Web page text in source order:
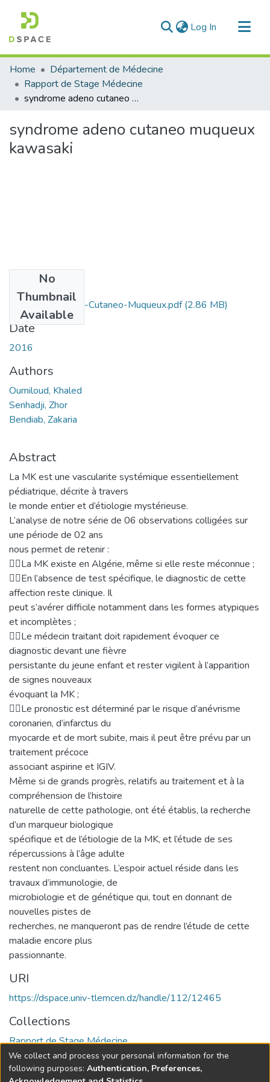
Log In (current)
Communities & Collections
All of DSpace
Statistics
Home
Département de Médecine
Rapport de Stage Médecine
syndrome adeno cutaneo muqueux kawasaki
syndrome adeno cutaneo muqueux
kawasaki
No
Thumbnail
Available
Syndrome-Adeno-Cutaneo-Muqueux.pdf(2.86 MB)
Date
2016
Authors
Oumiloud, Khaled
Senhadji, Zhor
Bendiab, Zakaria
Abstract
La MK est une vascularite systémique essentiellement
pédiatrique, décrite à travers
le monde entier et d’étiologie mystérieuse.
L’analyse de notre série de 06 observations colligées sur
une période de 02 ans
nous permet de retenir :
La MK existe en Algérie, même si elle reste méconnue ;
En l’absence de test spécifique, le diagnostic de cette
affection reste clinique. Il
peut s’avérer difficile notamment dans les formes atypiques
et incomplètes ;
Le médecin traitant doit rapidement évoquer ce
diagnostic devant une fièvre
persistante du jeune enfant et rester vigilent à l’apparition
de signes nouveaux
évoquant la MK ;
Le pronostic est déterminé par le risque d’anévrisme
coronarien, d’infarctus du
myocarde et de mort subite, mais il peut être prévu par un
traitement précoce
associant aspirine et IGIV.
Même si de grands progrès, relatifs au traitement et à la
compréhension de l’histoire
naturelle de cette pathologie, ont été établis, la recherche
d’un marqueur biologique
spécifique et de l’étiologie de la MK, et l’étude de ses
répercussions à l’âge adulte
restent non concluantes. L’espoir actuel réside dans les
travaux d’immunologie, de
microbiologie et de génétique qui, tout en donnant de
nouvelles pistes de
recherches, ne manqueront pas de rendre l’étude de cette
maladie encore plus
passionnante.
URI
https://dspace.univ-tlemcen.dz/handle/112/12465
Collections
Rapport de Stage Médecine
Full item page
We collect and process your personal information for the
following purposes: Authentication, Preferences,